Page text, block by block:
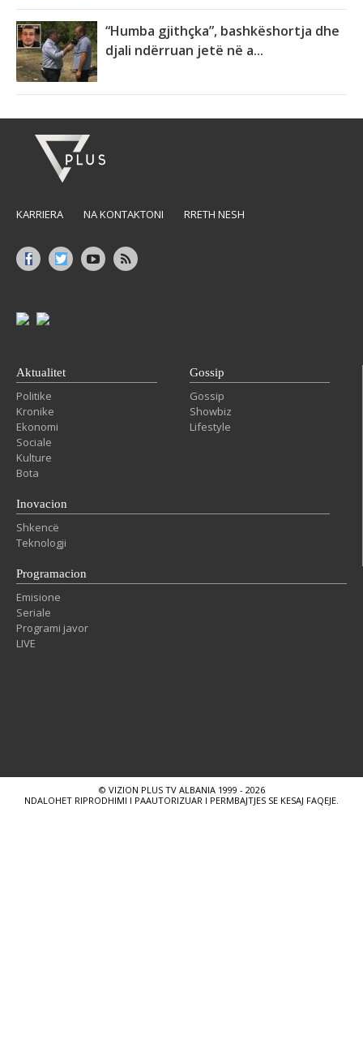
“Humba gjithçka”, bashkëshortja dhe
djali ndërruan jetë në a...
KARRIERA NA KONTAKTONI RRETH NESH
Aktualitet
Politike
Kronike
Ekonomi
Sociale
Kulture
Bota
Gossip
Gossip
Showbiz
Lifestyle
Inovacion
Shkencë
Teknologji
Programacion
Emisione
Seriale
Programi javor
LIVE
© VIZION PLUS TV ALBANIA 1999 - 2026
NDALOHET RIPRODHIMI I PAAUTORIZUAR I PERMBAJTJES SE KESAJ FAQEJE.